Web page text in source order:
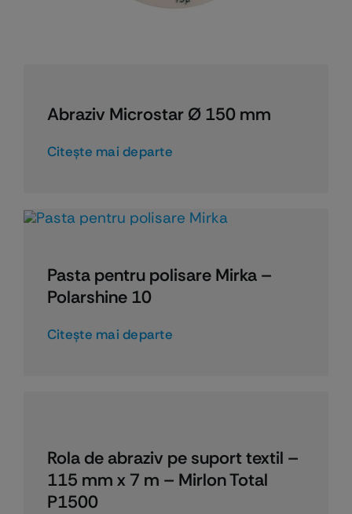
Abraziv Microstar Ø 150 mm
Citeşte mai departe
Pasta pentru polisare Mirka –
Polarshine 10
Citeşte mai departe
Rola de abraziv pe suport textil –
115 mm x 7 m – Mirlon Total
P1500